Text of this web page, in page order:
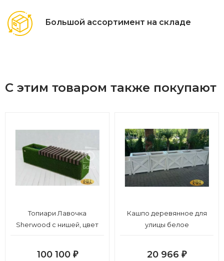
Большой ассортимент на складе
С этим товаром также покупают
Топиари Лавочка
Sherwood с нишей, цвет
100 100 ₽
Кашпо деревянное для
улицы белое
20 966 ₽